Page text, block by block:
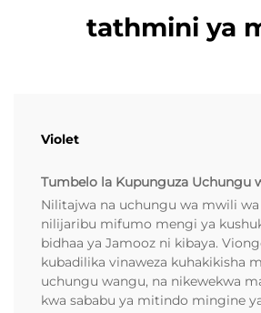
tathmini ya
Violet
Tumbelo la Kupunguza Uchungu
Nilitajwa na uchungu wa mwili wa
nilijaribu mifumo mengi ya
bidhaa ya Jamooz ni kibaya.
kubadilika vinaweza kuhakikisha
uchungu wangu, na nikewekwa
kwa sababu ya mitindo mingine